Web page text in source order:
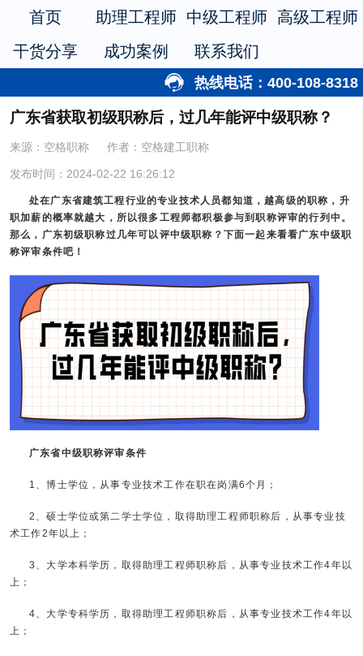
首页 助理工程师 中级工程师 高级工程师
干货分享
成功案例 联系我们
热线电话：400-108-8318
广东省获取初级职称后，过几年能评中级职称？
来源：空格职称 作者：空格建工职称
发布时间：2024-02-22 16:26:12
处在广东省建筑工程行业的专业技术人员都知道，越高级的职称，升
职加薪的概率就越大，所以很多工程师都积极参与到职称评审的行列中。
那么，广东初级职称过几年可以评中级职称？下面一起来看看广东中级职
称评审条件吧！
广东省中级职称评审条件
1、博士学位，从事专业技术工作在职在岗满6个月；
2、硕士学位或第二学士学位，取得助理工程师职称后，从事专业技
术工作2年以上；
3、大学本科学历，取得助理工程师职称后，从事专业技术工作4年以
上；
4、大学专科学历，取得助理工程师职称后，从事专业技术工作4年以
上；